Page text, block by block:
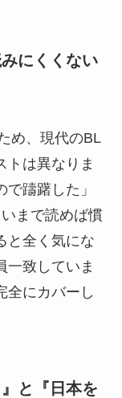
にくくない
め、現代のBL
トは異なりま
躊躇した」
まで読めば慣
と全く気にな
一致していま
全にカバーし
と『日本を